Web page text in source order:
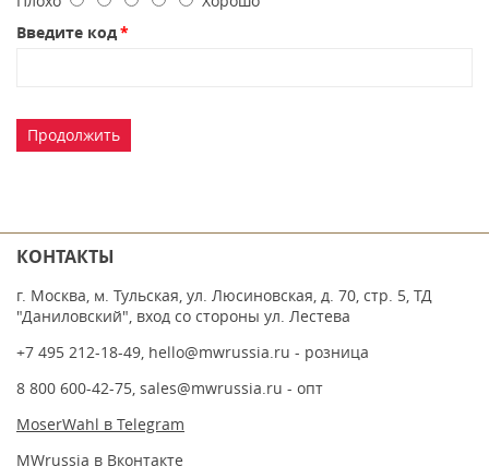
Введите код
Продолжить
КОНТАКТЫ
г. Москва, м. Тульская, ул. Люсиновская, д. 70, стр. 5, ТД
"Даниловский", вход со стороны ул. Лестева
+7 495 212-18-49, hello@mwrussia.ru - розница
8 800 600-42-75, sales@mwrussia.ru - опт
MoserWahl в Telegram
MWrussia в Вконтакте